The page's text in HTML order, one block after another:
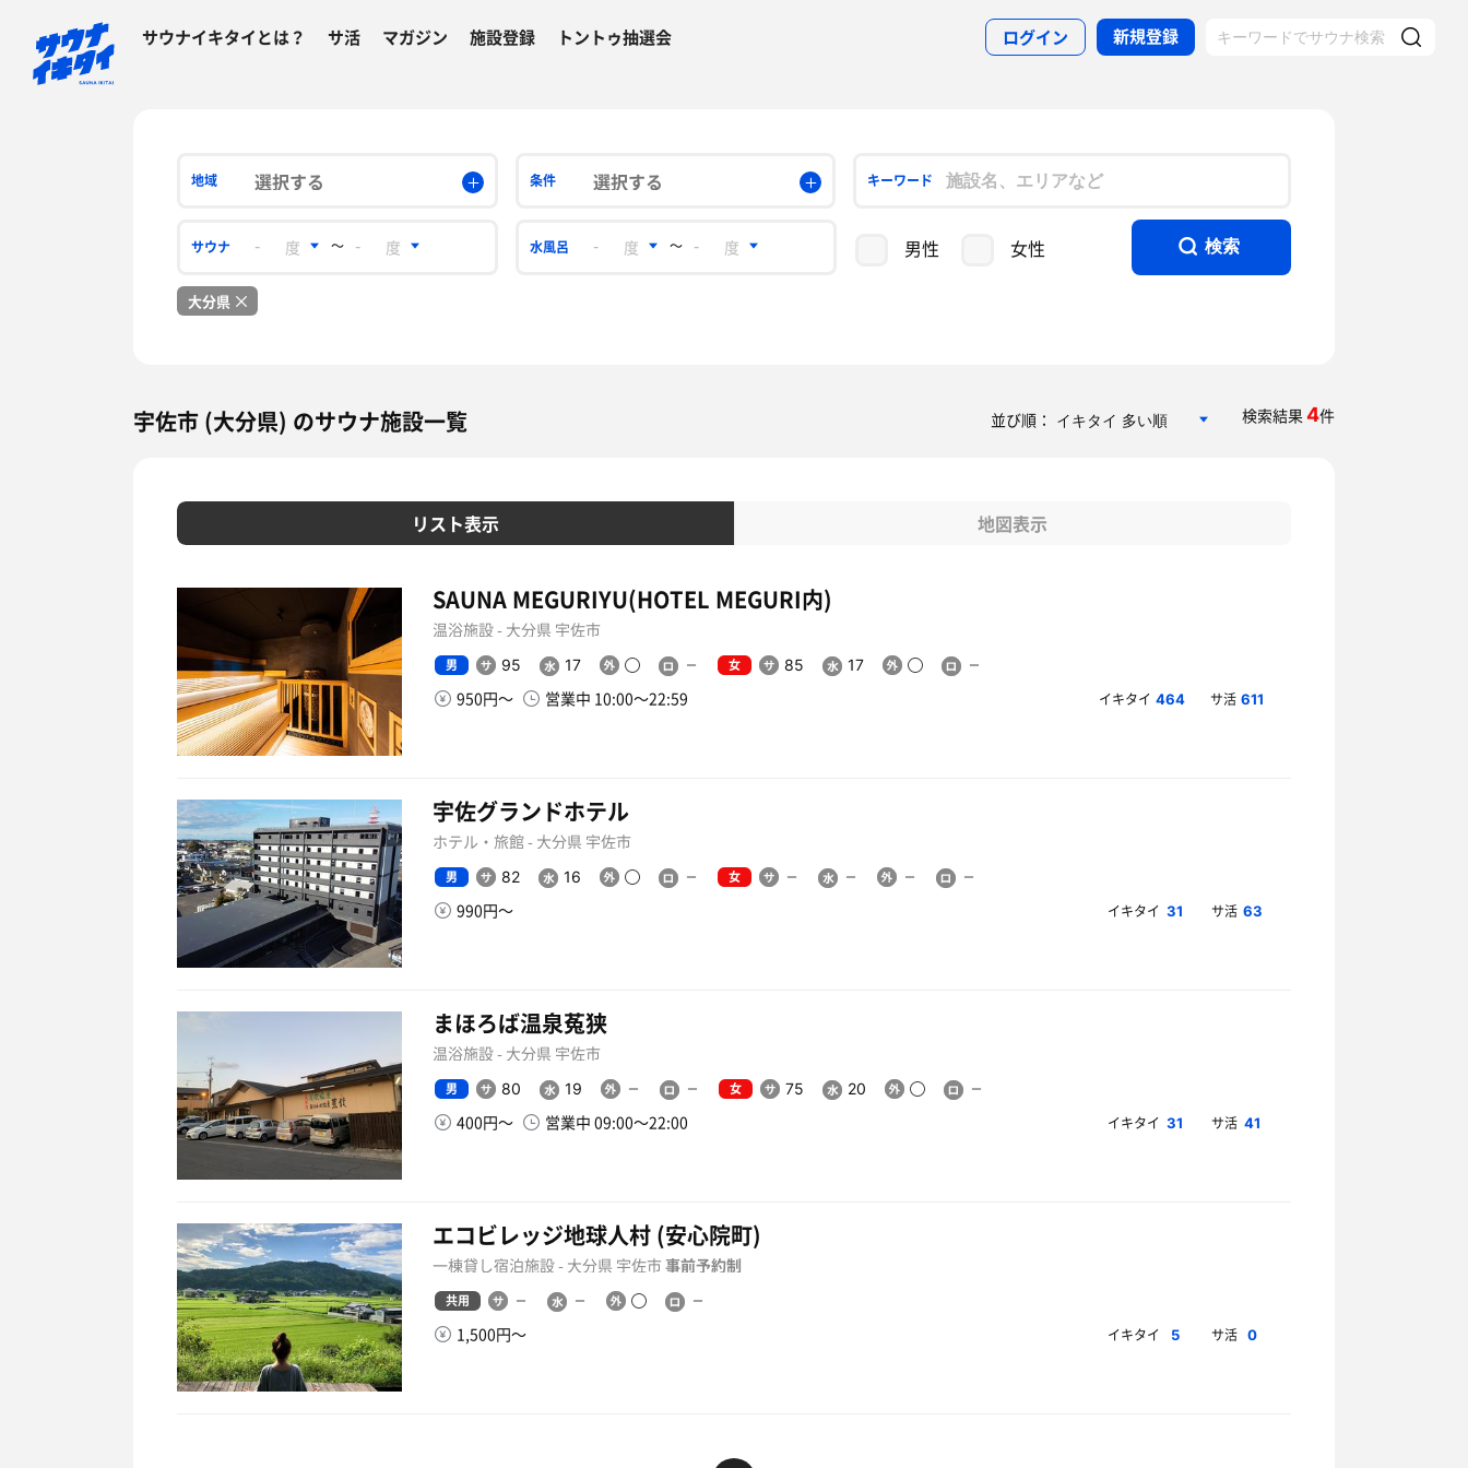
サウナイキタイとは？ サ活 マガジン 施設登録 トントゥ抽選会 ログイン 新規登録
地域 選択する 条件 選択する キーワード
サウナ 〜 水風呂 〜 男性 女性 検索
大分県
宇佐市 (大分県) のサウナ施設一覧 検索結果4件
並び順：
リスト表示 地図表示
SAUNA MEGURIYU(HOTEL MEGURI内)
温浴施設 - 大分県 宇佐市
男 95 17 女 85 17
950円〜 営業中 10:00〜22:59 イキタイ 464 サ活 611
宇佐グランドホテル
ホテル・旅館 - 大分県 宇佐市
男 82 16 女
990円〜 イキタイ 31 サ活 63
まほろば温泉菟狭
温浴施設 - 大分県 宇佐市
男 80 19 女 75 20
400円〜 営業中 09:00〜22:00 イキタイ 31 サ活 41
エコビレッジ地球人村 (安心院町)
一棟貸し宿泊施設 - 大分県 宇佐市事前予約制
共用
1,500円〜 イキタイ 5 サ活 0